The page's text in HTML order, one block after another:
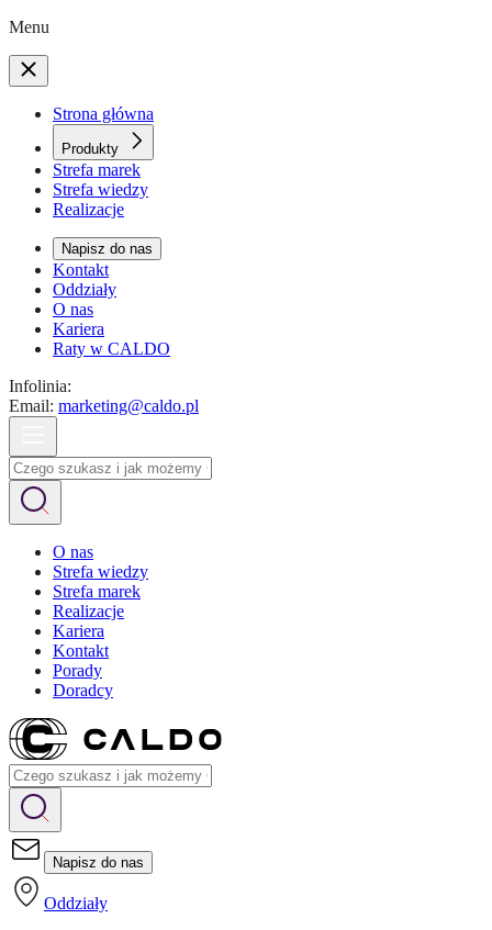
Menu
Strona główna
Produkty
Strefa marek
Strefa wiedzy
Realizacje
Napisz do nas
Kontakt
Oddziały
O nas
Kariera
Raty w CALDO
Infolinia:
Email: marketing@caldo.pl
O nas
Strefa wiedzy
Strefa marek
Realizacje
Kariera
Kontakt
Porady
Doradcy
Napisz do nas
Oddziały